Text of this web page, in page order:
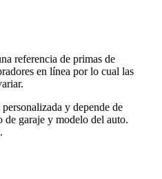
referencia de primas de
en línea por lo cual las
y depende de
de garaje y modelo del auto.